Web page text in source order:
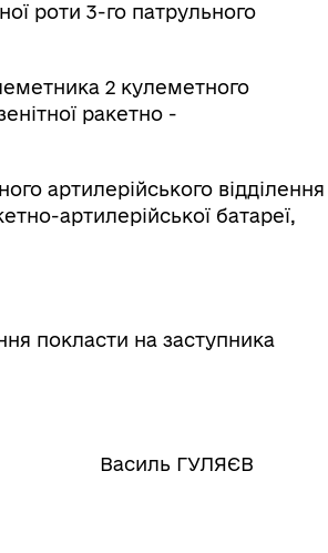
роти 3-го патрульного
2 кулеметного
ракетно -
артилерійського відділення
артилерійської батареї,
покласти на заступника
ГУЛЯЄВ